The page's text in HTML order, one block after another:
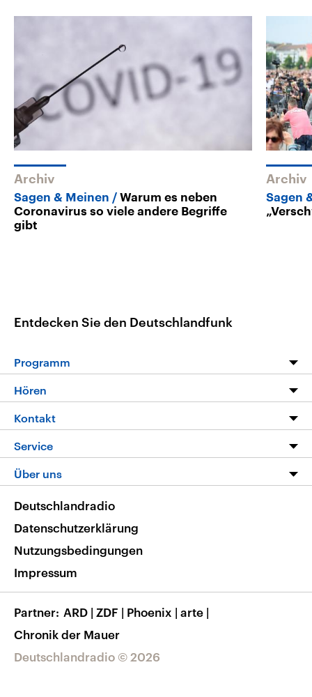
Archiv
Sagen & Meinen
Warum es neben
Coronavirus so viele andere Begriffe
gibt
Archiv
Sagen
Entdecken Sie den Deutschlandfunk
Programm
Programm
Die Nachrichten
Nachrichtenleicht
Neue Beiträge auf dlf.de
Hören
Livestream
Podcasts
Deutschlandfunk App
Nachrichten App
Frequenzen
Kontakt
Hörerservice
Service
FAQ
Veranstaltungen
Musikliste
RSS
Über uns
Barrierefreiheit
Deutschlandradio © 2026
Deutschlandradio
Datenschutzerklärung
Nutzungsbedingungen
Impressum
Partner ARD | ZDF | Phoenix | arte |
Chronik der Mauer